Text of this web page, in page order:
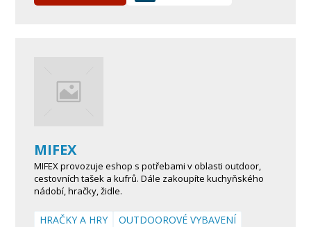
MIFEX
MIFEX provozuje eshop s potřebami v oblasti outdoor,
cestovních tašek a kufrů. Dále zakoupíte kuchyňského
nádobí, hračky, židle.
HRAČKY A HRY
OUTDOOROVÉ VYBAVENÍ